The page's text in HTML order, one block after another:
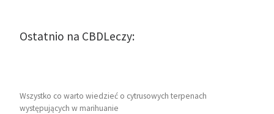
Ostatnio na CBDLeczy:
Wszystko co warto wiedzieć o cytrusowych terpenach
występujących w marihuanie